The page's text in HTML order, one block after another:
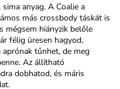
anyag. A Coalie a
más crossbody táskát is
mégsem hiányzik belőle
félig üresen hagyod,
tűnhet, de meg
Az állítható
dobhatod, és máris